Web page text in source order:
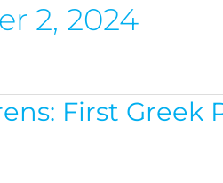
2, 2024
First Greek